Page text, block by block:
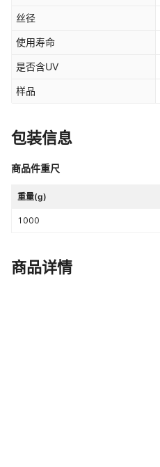
丝径
使用寿命
是否含UV
样品
包装信息
商品件重尺
重量(g)
1000
商品详情